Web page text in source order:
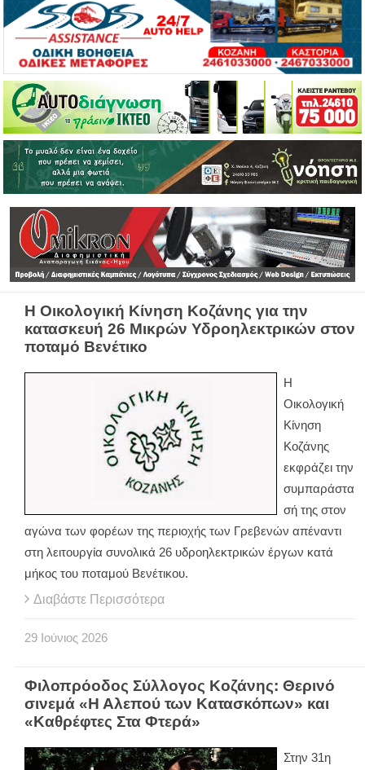
Η Οικολογική Κίνηση Κοζάνης για την
κατασκευή 26 Μικρών Υδροηλεκτρικών στον
ποταμό Βενέτικο
Η
Οικολογική
Κίνηση
Κοζάνης
εκφράζει την
συμπαράστα
σή της στον
αγώνα των φορέων της περιοχής των Γρεβενών απέναντι
στη λειτουργία συνολικά 26 υδροηλεκτρικών έργων κατά
μήκος του ποταμού Βενέτικου.
Διαβάστε Περισσότερα
29 Ιούνιος 2026
Φιλοπρόοδος Σύλλογος Κοζάνης: Θερινό
σινεμά «Η Αλεπού των Κατασκόπων» και
«Καθρέφτες Στα Φτερά»
Στην 31η